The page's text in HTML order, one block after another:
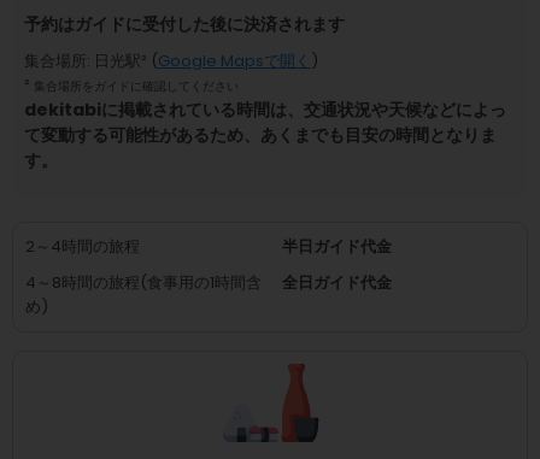
予約はガイドに受付した後に決済されます
集合場所: 日光駅² (Google Mapsで開く )
² 集合場所をガイドに確認してください
dekitabiに掲載されている時間は、交通状況や天候などによっ
て変動する可能性があるため、あくまでも目安の時間となりま
す。
2～4時間の旅程
半日ガイド代金
4～8時間の旅程(食事用の1時間含
め)
全日ガイド代金